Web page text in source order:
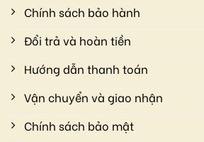
Chính sách bảo hành
Đổi trả và hoàn tiền
Hướng dẫn thanh toán
Vận chuyển và giao nhận
Chính sách bảo mật